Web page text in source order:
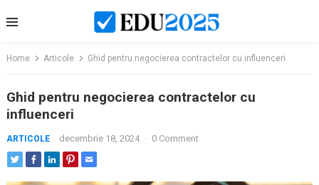
to
Home Articole Ghid pentru negocierea contractelor cu influenceri
Ghid pentru negocierea contractelor cu
influenceri
ARTICOLE decembrie 18, 2024 · 0 Comment